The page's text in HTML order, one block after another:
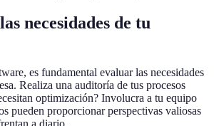
necesidades de tu
es fundamental evaluar las necesidades
Realiza una auditoría de tus procesos
optimización? Involucra a tu equipo
pueden proporcionar perspectivas valiosas
a diario.